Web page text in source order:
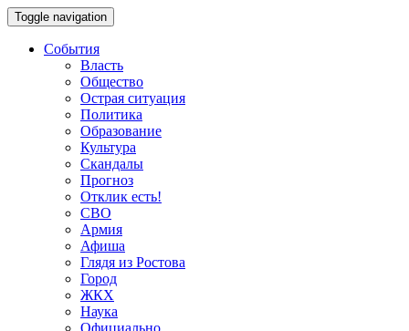
Toggle navigation
События
Власть
Общество
Острая ситуация
Политика
Образование
Культура
Скандалы
Прогноз
Отклик есть!
СВО
Армия
Афиша
Глядя из Ростова
Город
ЖКХ
Наука
Официально